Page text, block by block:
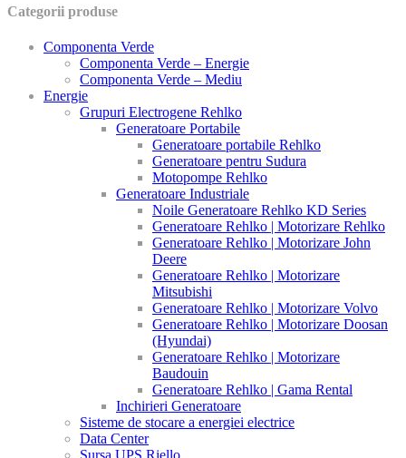
Categorii produse
Componenta Verde
Componenta Verde – Energie
Componenta Verde – Mediu
Energie
Grupuri Electrogene Rehlko
Generatoare Portabile
Generatoare portabile Rehlko
Generatoare pentru Sudura
Motopompe Rehlko
Generatoare Industriale
Noile Generatoare Rehlko KD Series
Generatoare Rehlko | Motorizare Rehlko
Generatoare Rehlko | Motorizare John
Deere
Generatoare Rehlko | Motorizare
Mitsubishi
Generatoare Rehlko | Motorizare Volvo
Generatoare Rehlko | Motorizare Doosan
(Hyundai)
Generatoare Rehlko | Motorizare
Baudouin
Generatoare Rehlko | Gama Rental
Inchirieri Generatoare
Sisteme de stocare a energiei electrice
Data Center